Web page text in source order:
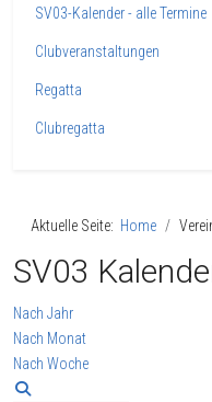
SV03-Kalender - alle Termine
Clubveranstaltungen
Regatta
Clubregatta
Aktuelle Seite: Home
SV03
Nach Jahr
Nach Monat
Nach Woche